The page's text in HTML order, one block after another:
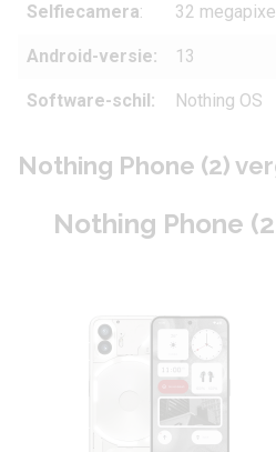
Selfiecamera: 32 megapixel
Android-versie: 13
Software-schil: Nothing OS
Nothing Phone (2)
Nothing Phone